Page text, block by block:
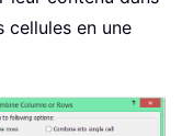
cellules en une